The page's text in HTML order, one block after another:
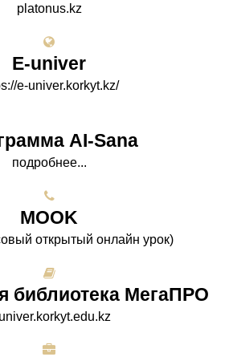
platonus.kz
E-univer
e-univer.korkyt.kz/
AI-Sana
подробнее...
МООK
открытый онлайн урок)
библиотека МегаПРО